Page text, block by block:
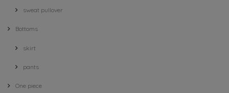
sweat pullover
Bottoms
skirt
pants
One piece